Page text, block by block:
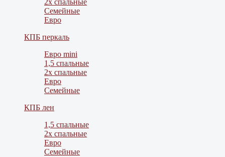
2х спальные
Семейные
Евро
КПБ перкаль
Евро mini
1,5 спальные
2х спальные
Евро
Семейные
КПБ лен
1,5 спальные
2х спальные
Евро
Семейные